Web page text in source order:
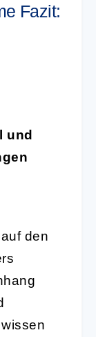
Fazit:
und
den